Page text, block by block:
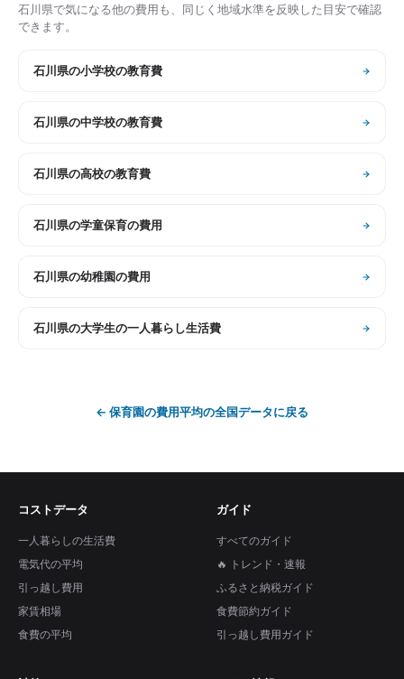
石川県で気になる他の費用も、同じく地域水準を反映した目安で確認
できます。
石川県の小学校の教育費
石川県の中学校の教育費
石川県の高校の教育費
石川県の学童保育の費用
石川県の幼稚園の費用
石川県の大学生の一人暮らし生活費
← 保育園の費用平均の全国データに戻る
コストデータ
一人暮らしの生活費
電気代の平均
引っ越し費用
家賃相場
食費の平均
ガイド
すべてのガイド
🔥 トレンド・速報
ふるさと納税ガイド
食費節約ガイド
引っ越し費用ガイド